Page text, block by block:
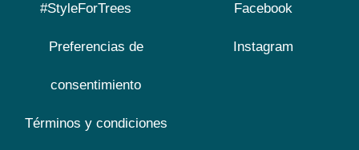
#StyleForTrees
Preferencias de
consentimiento
Términos y condiciones
Facebook
Instagram